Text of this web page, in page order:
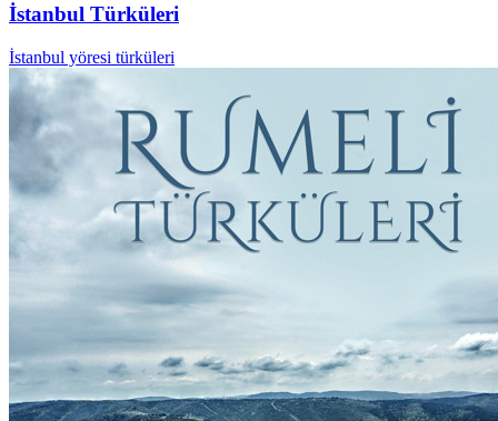
İstanbul Türküleri
İstanbul yöresi türküleri